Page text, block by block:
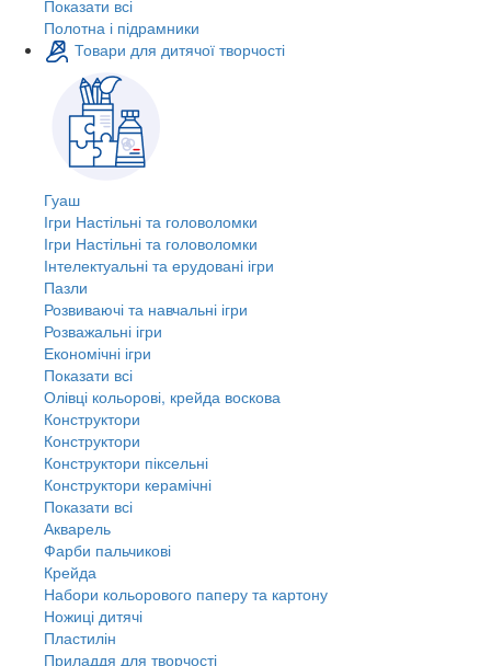
Показати всі
Полотна і підрамники
Товари для дитячої творчості
Гуаш
Ігри Настільні та головоломки
Ігри Настільні та головоломки
Інтелектуальні та ерудовані ігри
Пазли
Розвиваючі та навчальні ігри
Розважальні ігри
Економічні ігри
Показати всі
Олівці кольорові, крейда воскова
Конструктори
Конструктори
Конструктори піксельні
Конструктори керамічні
Показати всі
Акварель
Фарби пальчикові
Крейда
Набори кольорового паперу та картону
Ножиці дитячі
Пластилін
Приладдя для творчості